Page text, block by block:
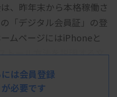
、昨年末から本格稼働さ
「デジタル会員証」の登
ムページにはiPhoneと
トール方法を説明する文
チック会員証からの切り
は会員登録
が必要です